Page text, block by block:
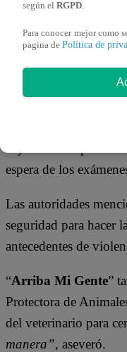
El último domingo 3
perrito de raza pug
por la situación, sus
flagrancia.
El reportero Jorge
bajo custodia por 48
espera de los
Las autoridades
seguridad para hacer
antecedentes de
“Arriba Mi Gente”
Protectora de
del veterinario para
manera”, aseveró.
según el RGPD.
Para conocer mejor como
pagina de Política de